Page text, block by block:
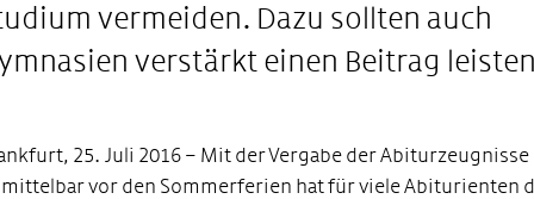
vermeiden. Dazu sollten auch
verstärkt einen Beitrag
25. Juli 2016 – Mit der Vergabe der Abiturzeugnisse
vor den Sommerferien hat für viele Abiturienten